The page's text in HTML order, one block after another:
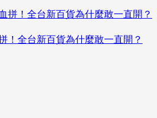
！全台新百貨為什麼敢一直開？